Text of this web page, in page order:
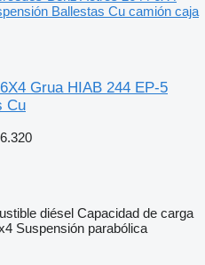
Ballestas Cu camión caja
Grua HIAB 244 EP-5
Cu
diésel Capacidad de carga
Suspensión parabólica